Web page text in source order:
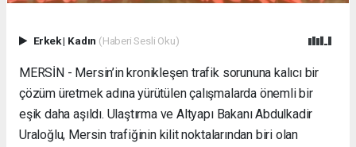
Erkek| Kadın (Haberi Sesli Oku)
MERSİN - Mersin’in kronikleşen trafik sorununa kalıcı bir
çözüm üretmek adına yürütülen çalışmalarda önemli bir
eşik daha aşıldı. Ulaştırma ve Altyapı Bakanı Abdulkadir
Uraloğlu, Mersin trafiğinin kilit noktalarından biri olan